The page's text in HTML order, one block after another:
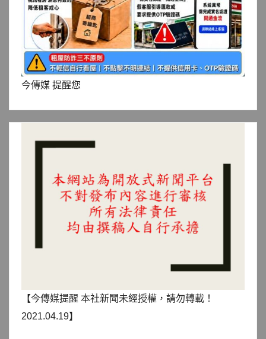
今傳媒 提醒您
【今傳媒提醒 本社新聞未經授權，請勿轉載！
2021.04.19】